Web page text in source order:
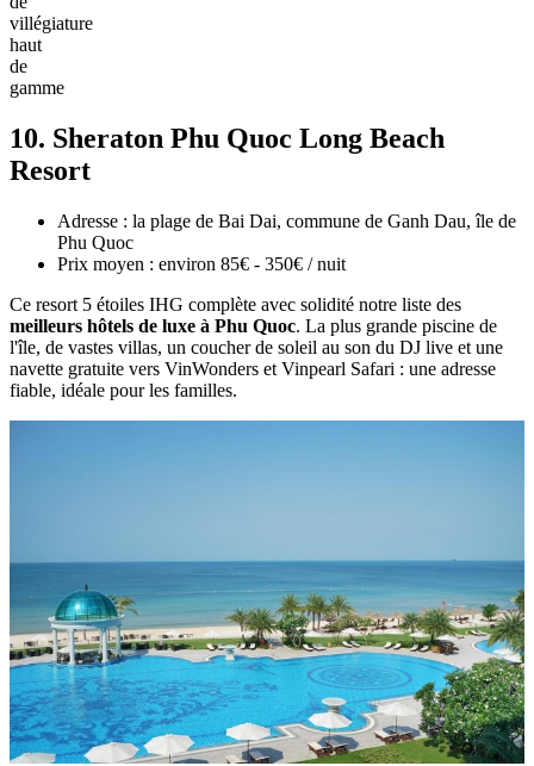
villégiature
haut
de
gamme
10. Sheraton Phu Quoc Long Beach
Resort
Adresse : la plage de Bai Dai, commune de Ganh Dau, île de
Phu Quoc
Prix moyen : environ 85€ - 350€ / nuit
Ce resort 5 étoiles IHG complète avec solidité notre liste des
meilleurs hôtels de luxe à Phu Quoc. La plus grande piscine de
l'île, de vastes villas, un coucher de soleil au son du DJ live et une
navette gratuite vers VinWonders et Vinpearl Safari : une adresse
fiable, idéale pour les familles.